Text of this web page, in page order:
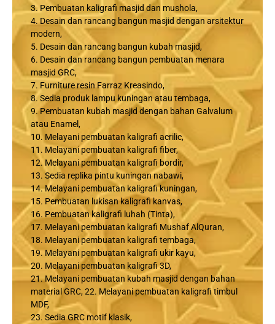
3. Pembuatan kaligrafi masjid dan mushola,
4. Desain dan rancang bangun masjid dengan arsitektur
modern,
5. Desain dan rancang bangun kubah masjid,
6. Desain dan rancang bangun pembuatan menara
masjid GRC,
7. Furniture resin Farraz Kreasindo,
8. Sedia produk lampu kuningan atau tembaga,
9. Pembuatan kubah masjid dengan bahan Galvalum
atau Enamel,
10. Melayani pembuatan kaligrafi acrilic,
11. Melayani pembuatan kaligrafi fiber,
12. Melayani pembuatan kaligrafi bordir,
13. Sedia replika pintu kuningan nabawi,
14. Melayani pembuatan kaligrafi kuningan,
15. Pembuatan lukisan kaligrafi kanvas,
16. Pembuatan kaligrafi luhah (Tinta),
17. Melayani pembuatan kaligrafi Mushaf AlQuran,
18. Melayani pembuatan kaligrafi tembaga,
19. Melayani pembuatan kaligrafi ukir kayu,
20. Melayani pembuatan kaligrafi 3D,
21. Melayani pembuatan kubah masjid dengan bahan
material GRC, 22. Melayani pembuatan kaligrafi timbul
MDF,
23. Sedia GRC motif klasik,